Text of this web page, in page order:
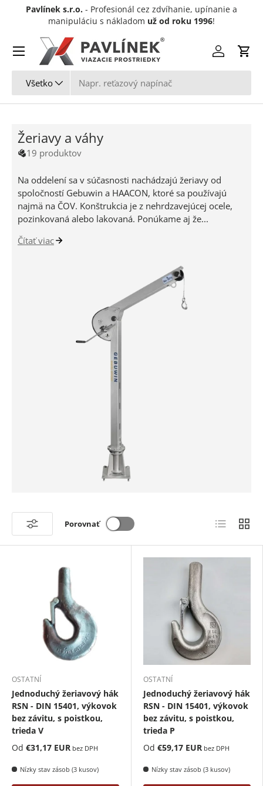
Preskočiť na obsah
Pavlínek s.r.o. - Profesionál cez zdvíhanie, upínanie a
manipuláciu s nákladom už od roku 1996!
Všetko
Prihlásiť sa
Menu
Žeriavy a váhy
19 produktov
Na oddelení sa v súčasnosti nachádzajú žeriavy od
spoločností Gebuwin a HAACON, ktoré sa používajú
najmä na ČOV. Konštrukcia je z nehrdzavejúcej ocele,
pozinkovaná alebo lakovaná. Ponúkame aj že...
Čítať viac
Porovnať Zoznam
OSTATNÍ
Jednoduchý žeriavový hák
RSN - DIN 15401, výkovok
bez závitu, s poistkou,
trieda V
Od €31,17 EUR bez DPH
Nízky stav zásob (3 kusov)
OSTATNÍ
Jednoduchý žeriavový hák
RSN - DIN 15401, výkovok
bez závitu, s poistkou,
trieda P
Od €59,17 EUR bez DPH
Nízky stav zásob (3 kusov)